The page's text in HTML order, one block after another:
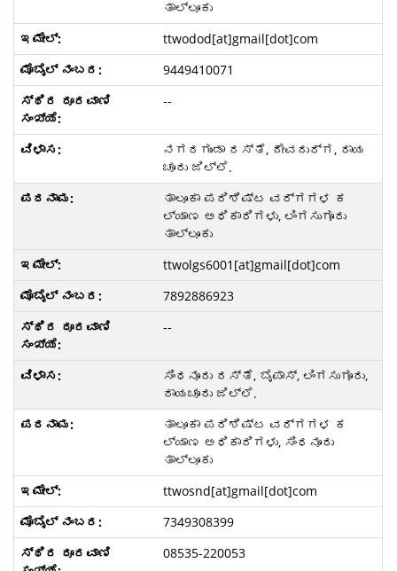
ತಾಲ್ಲೂಕು
ttwodod[at]gmail[dot]com
9449410071
--
ನಗರಗುಂಡಾ ರಸ್ತೆ, ದೇವದುರ್ಗ, ರಾಯ
ಚೂರು ಜಿಲ್ಲೆ.
ತಾಲೂಕಾ ಪರಿಶಿಷ್ಟ ವರ್ಗಗಳ ಕ
ಲ್ಯಾಣ ಅಧಿಕಾರಿಗಳು, ಲಿಂಗಸುಗೂರು
ತಾಲ್ಲೂಕು
ttwolgs6001[at]gmail[dot]com
7892886923
--
ಸಿಂಧನೂರು ರಸ್ತೆ, ಬೈಪಾಸ್, ಲಿಂಗಸುಗೂರು,
ರಾಯಚೂರು ಜಿಲ್ಲೆ.
ತಾಲೂಕಾ ಪರಿಶಿಷ್ಟ ವರ್ಗಗಳ ಕ
ಲ್ಯಾಣ ಅಧಿಕಾರಿಗಳು, ಸಿಂಧನೂರು
ತಾಲ್ಲೂಕು
ttwosnd[at]gmail[dot]com
7349308399
08535-220053